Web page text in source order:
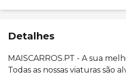
Detalhes
MAISCARROS.PT - A sua
Todas as nossas viaturas são